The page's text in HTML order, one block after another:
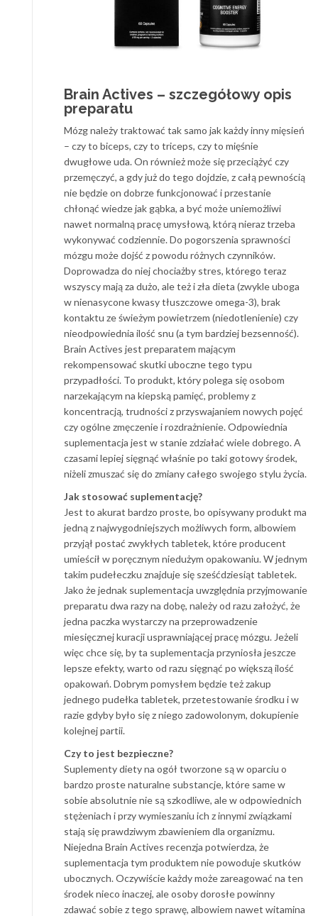
Brain Actives – szczegółowy opis
preparatu
Mózg należy traktować tak samo jak każdy inny mięsień
– czy to biceps, czy to triceps, czy to mięśnie
dwugłowe uda. On również może się przeciążyć czy
przemęczyć, a gdy już do tego dojdzie, z całą pewnością
nie będzie on dobrze funkcjonować i przestanie
chłonąć wiedze jak gąbka, a być może uniemożliwi
nawet normalną pracę umysłową, którą nieraz trzeba
wykonywać codziennie. Do pogorszenia sprawności
mózgu może dojść z powodu różnych czynników.
Doprowadza do niej chociażby stres, którego teraz
wszyscy mają za dużo, ale też i zła dieta (zwykle uboga
w nienasycone kwasy tłuszczowe omega-3), brak
kontaktu ze świeżym powietrzem (niedotlenienie) czy
nieodpowiednia ilość snu (a tym bardziej bezsenność).
Brain Actives jest preparatem mającym
rekompensować skutki uboczne tego typu
przypadłości. To produkt, który polega się osobom
narzekającym na kiepską pamięć, problemy z
koncentracją, trudności z przyswajaniem nowych pojęć
czy ogólne zmęczenie i rozdrażnienie. Odpowiednia
suplementacja jest w stanie zdziałać wiele dobrego. A
czasami lepiej sięgnąć właśnie po taki gotowy środek,
niżeli zmuszać się do zmiany całego swojego stylu życia.
Jak stosować suplementację?
Jest to akurat bardzo proste, bo opisywany produkt ma
jedną z najwygodniejszych możliwych form, albowiem
przyjął postać zwykłych tabletek, które producent
umieścił w poręcznym niedużym opakowaniu. W jednym
takim pudełeczku znajduje się sześćdziesiąt tabletek.
Jako że jednak suplementacja uwzględnia przyjmowanie
preparatu dwa razy na dobę, należy od razu założyć, że
jedna paczka wystarczy na przeprowadzenie
miesięcznej kuracji usprawniającej pracę mózgu. Jeżeli
więc chce się, by ta suplementacja przyniosła jeszcze
lepsze efekty, warto od razu sięgnąć po większą ilość
opakowań. Dobrym pomysłem będzie też zakup
jednego pudełka tabletek, przetestowanie środku i w
razie gdyby było się z niego zadowolonym, dokupienie
kolejnej partii.
Czy to jest bezpieczne?
Suplementy diety na ogół tworzone są w oparciu o
bardzo proste naturalne substancje, które same w
sobie absolutnie nie są szkodliwe, ale w odpowiednich
stężeniach i przy wymieszaniu ich z innymi związkami
stają się prawdziwym zbawieniem dla organizmu.
Niejedna Brain Actives recenzja potwierdza, że
suplementacja tym produktem nie powoduje skutków
ubocznych. Oczywiście każdy może zareagować na ten
środek nieco inaczej, ale osoby dorosłe powinny
zdawać sobie z tego sprawę, albowiem nawet witamina